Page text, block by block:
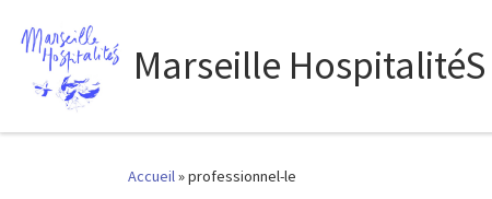
Passer au contenu
Marseille HospitalitéS
Accueil»professionnel-le